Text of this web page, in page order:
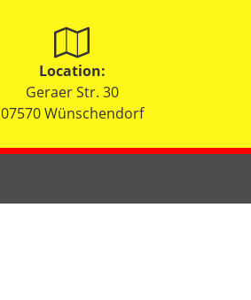
Location:
Geraer Str. 30
07570 Wünschendorf